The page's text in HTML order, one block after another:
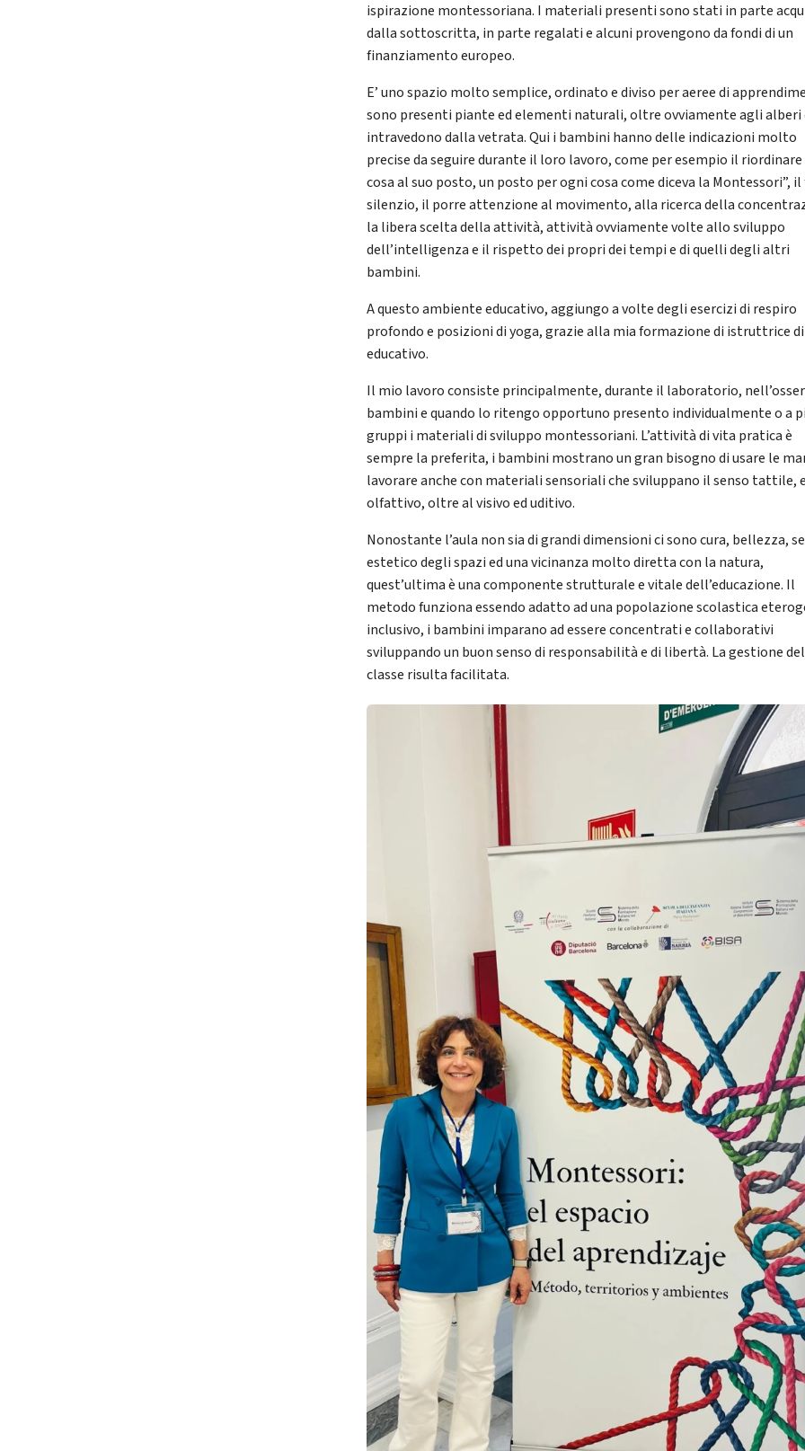
ispirazione montessoriana. I materiali presenti sono stati in parte
dalla sottoscritta, in parte regalati e alcuni provengono da fondi di un
finanziamento europeo.
E’ uno spazio molto semplice, ordinato e diviso per aeree di
sono presenti piante ed elementi naturali, oltre ovviamente agli alberi
intravedono dalla vetrata. Qui i bambini hanno delle indicazioni molto
precise da seguire durante il loro lavoro, come per esempio il riordinare
cosa al suo posto, un posto per ogni cosa come diceva la Montessori”,
silenzio, il porre attenzione al movimento, alla ricerca della
la libera scelta della attività, attività ovviamente volte allo sviluppo
dell’intelligenza e il rispetto dei propri dei tempi e di quelli degli altri
bambini.
A questo ambiente educativo, aggiungo a volte degli esercizi di respiro
profondo e posizioni di yoga, grazie alla mia formazione di istruttrice
educativo.
Il mio lavoro consiste principalmente, durante il laboratorio,
bambini e quando lo ritengo opportuno presento individualmente o a
gruppi i materiali di sviluppo montessoriani. L’attività di vita pratica è
sempre la preferita, i bambini mostrano un gran bisogno di usare le
lavorare anche con materiali sensoriali che sviluppano il senso tattile,
olfattivo, oltre al visivo ed uditivo.
Nonostante l’aula non sia di grandi dimensioni ci sono cura, bellezza,
estetico degli spazi ed una vicinanza molto diretta con la natura,
quest’ultima è una componente strutturale e vitale dell’educazione. Il
metodo funziona essendo adatto ad una popolazione scolastica
inclusivo, i bambini imparano ad essere concentrati e collaborativi
sviluppando un buon senso di responsabilità e di libertà. La gestione
classe risulta facilitata.